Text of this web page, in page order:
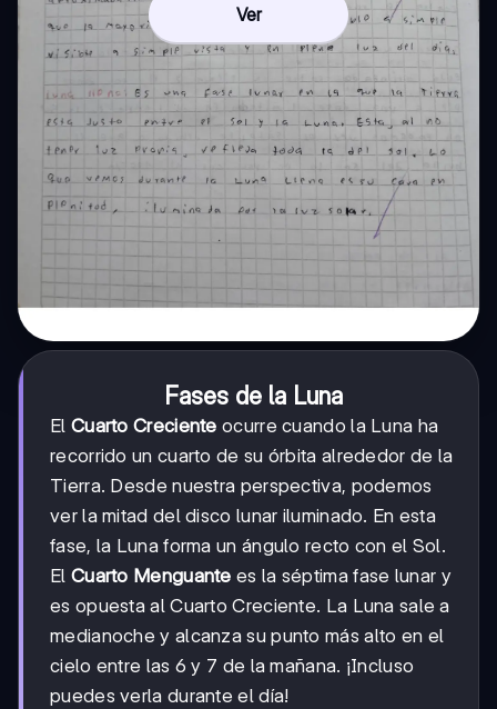
Ver
Fases de la Luna
El Cuarto Creciente ocurre cuando la Luna ha
recorrido un cuarto de su órbita alrededor de la
Tierra. Desde nuestra perspectiva, podemos
ver la mitad del disco lunar iluminado. En esta
fase, la Luna forma un ángulo recto con el Sol.
El Cuarto Menguante es la séptima fase lunar y
es opuesta al Cuarto Creciente. La Luna sale a
medianoche y alcanza su punto más alto en el
cielo entre las 6 y 7 de la mañana. ¡Incluso
puedes verla durante el día!